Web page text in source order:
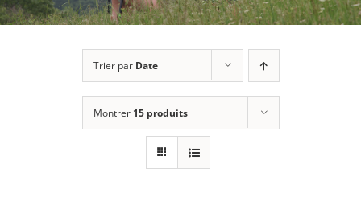
Trier par Date
Montrer 15 produits